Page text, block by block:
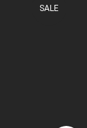
SALE